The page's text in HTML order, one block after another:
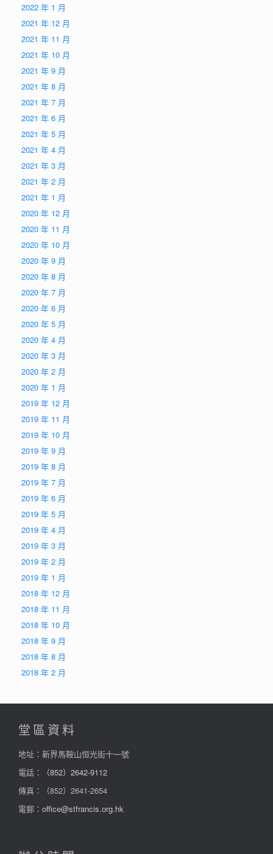
2022 年 1 月
2021 年 12 月
2021 年 11 月
2021 年 10 月
2021 年 9 月
2021 年 8 月
2021 年 7 月
2021 年 6 月
2021 年 5 月
2021 年 4 月
2021 年 3 月
2021 年 2 月
2021 年 1 月
2020 年 12 月
2020 年 11 月
2020 年 10 月
2020 年 9 月
2020 年 8 月
2020 年 7 月
2020 年 6 月
2020 年 5 月
2020 年 4 月
2020 年 3 月
2020 年 2 月
2020 年 1 月
2019 年 12 月
2019 年 11 月
2019 年 10 月
2019 年 9 月
2019 年 8 月
2019 年 7 月
2019 年 6 月
2019 年 5 月
2019 年 4 月
2019 年 3 月
2019 年 2 月
2019 年 1 月
2018 年 12 月
2018 年 11 月
2018 年 10 月
2018 年 9 月
2018 年 8 月
2018 年 2 月
堂區資料
地址：新界馬鞍山恒光街十一號
電話：
（852）2642-9112
傳真：（852）2641-2654
電郵： office@stfrancis.org.hk